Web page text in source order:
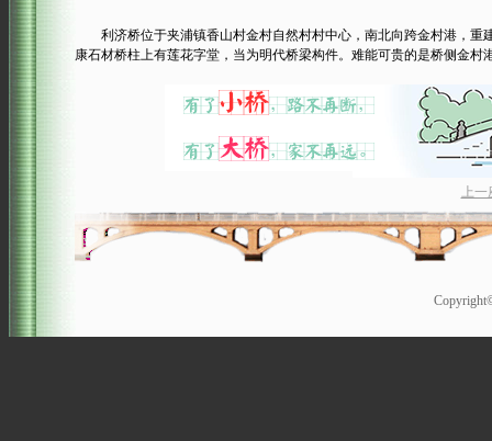
利济桥位于夹浦镇香山村金村自然村村中心，南北向跨金村港，重
康石材桥柱上有莲花字堂，当为明代桥梁构件。难能可贵的是桥侧金村
上一